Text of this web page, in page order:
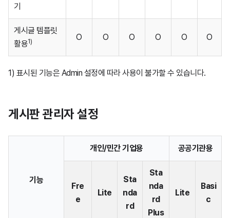
기
게시글 템플릿
활용1) O O O O O O
1) 표시된 기능은 Admin 설정에 따라 사용이 불가할 수 있습니다.
게시판 관리자 설정
기능
개인/민간 기업용 공공기관용
Fre
e
Lite
Sta
nda
rd
Sta
nda
rd
Plus
Lite
Basi
c